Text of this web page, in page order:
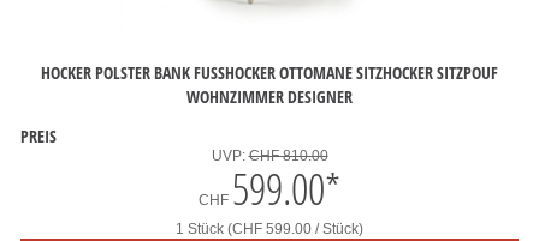
HOCKER POLSTER BANK FUSSHOCKER OTTOMANE SITZHOCKER SITZPOUF W
OHNZIMMER DESIGNER
PREIS
UVP:CHF 810.00
CHF 599.00*
1 Stück (CHF 599.00 / Stück)